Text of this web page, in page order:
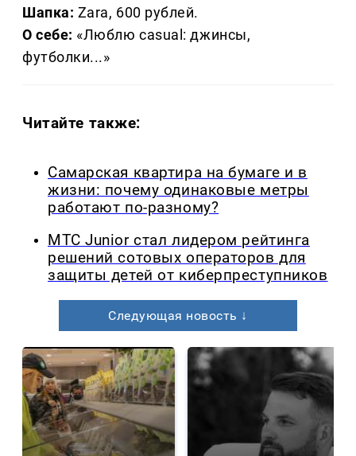
Шапка: Zara, 600 рублей.
О себе: «Люблю casual: джинсы,
футболки...»
Читайте также:
Самарская квартира на бумаге и в
жизни: почему одинаковые метры
работают по-разному?
МТС Junior стал лидером рейтинга
решений сотовых операторов для
защиты детей от киберпреступников
Следующая новость ↓